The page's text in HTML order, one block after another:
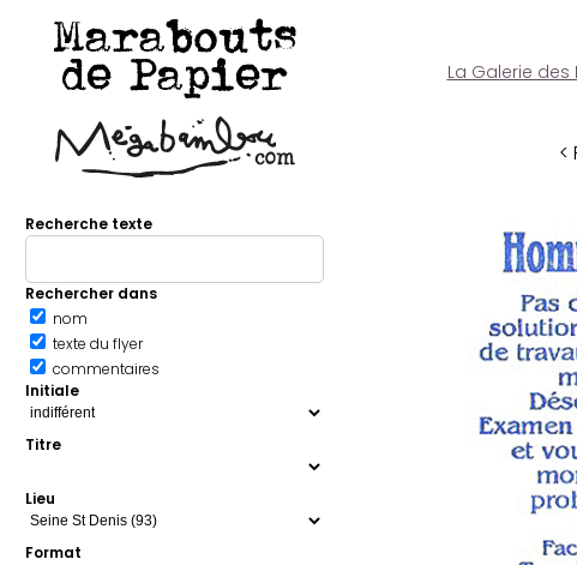
Marabouts
de Papier
Recherche texte
Rechercher dans
nom
texte du flyer
commentaires
Initiale
Titre
Lieu
Format
La Galerie
<